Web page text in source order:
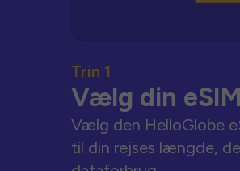
Trin 1
Vælg din
Vælg den HelloGlobe
til din rejses længde,